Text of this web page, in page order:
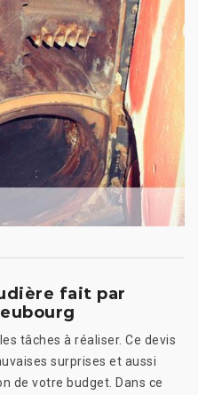
fait par
tâches à réaliser. Ce devis
surprises et aussi
de votre budget. Dans ce